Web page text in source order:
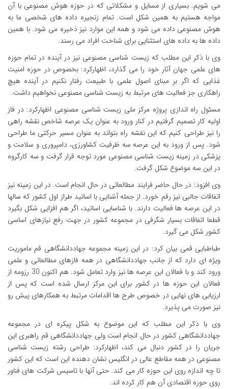
می شویم. بسیاری از مسایل و مشکلاتی که در حوزه هوش مصنوعی با آن
مواجه هستیم به همین شکل است. تمام زنجیره داده های شخصی ما به
هوش مصنوعی داده می شود و همه این موارد نیز ذخیره می شود. با همین
داده ها به داده های استثنایی برای شناخت افراد می رسند.
وی با ذکر این مطلب که زیست شناسی مصنوعی نیز در آینده در تمام حوزه
های علمی جهان آثار خود را می گذارد، اظهارکرد: بخصوص در حوزه امنیت
غذایی که اگر بر مبنای اصول علمی با طبیعت رفتار نکنیم در آینده هیچ
راهکاری جز فعالیت های مرتبط به زیست شناسی مصنوعی نخواهیم داشت.
مسئول راه اندازی پروژه مرکز ملی زیست شناسی مصنوعی اظهارکرد: در فاز
اولیه کار تصمیم گرفتیم در کنار ورود به عنوان یک عرصه شاخص نقشه راهی
را نیز طراحی کنیم که این نقشه راه بتواند به عنوان مسیر حرکتی ما طراحی
شود. پس از ورود به این عرصه سه ظرفیت کشاورزی، دامپروری و سلامت و
پزشکی در زمینه زیست شناسی مصنوعی مورد توجه قرار گرفت و سه کارگروه
در این سه موضوع شکل گرفت.
وی افزود: در حال حاضر فرایند مطالعاتی در حال انجام است. در این زمینه نیز
اتفاقات جالبی نیز رقم خورد. از جمله آشنایی با اساتید طراز اول کشور که سالها
در این عرصه ها فعالیت دارند. با شناسایی اساتید، اگر هم افزایی شکل بگیرد
قطعا اتفاقات بسیار شگرفی در مجموعه کشور در جهت رفع نیازهای اساسی
کشور شکل می گیرد.
طباطبایی قمی بیان کرد: در این زمینه مجموعه جهاددانشگاهی قم ماموریت
ویژه ای دارد که از جانب جهاددانشگاهی در همه فازهای مطالعاتی و علمی
ورود کند و با فعالان این عرصه ها نیز وارد تعامل شود. هم اکنون 30 رزومه از
فعالان این حوزه ها در کشور برای این مرکز ارسال شده است که پس از
ارزیابی های نهایی در خصوص طرح ها اقدامات مرتبط به همکارهای پیش رو
نیز صورت می پذیرد.
وی با ذکر این مطلب که این موضوع به شکل پیکره ای در مجموعه
جهاددانشگاهی کشور در حال انجام است ولی جهاددانشگاهی قم راهبری این
جریان را در کشور دنبال می کند، اظهارکرد: طراحی رشته زیست شناسی
مصنوعی در همه مقاطع عالی در انگلیس نشان دهنده این است که این کشور
تا چه اندازه روی این حوزه کار می کند. حتی آنها با تاسیس شرکت های فناور
روی حوزه اقتصادی آن هم کار کرده اند.